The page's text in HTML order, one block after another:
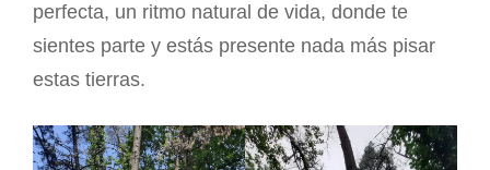
perfecta, un ritmo natural de vida, donde te
sientes parte y estás presente nada más pisar
estas tierras.